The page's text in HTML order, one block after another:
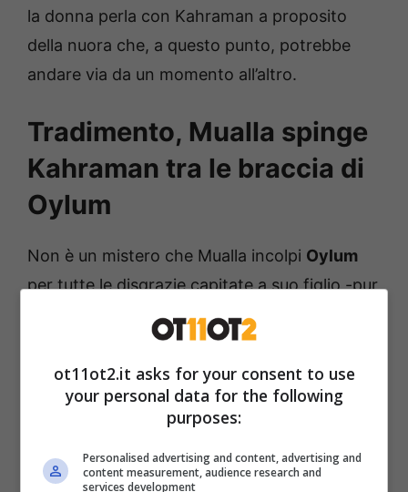
la donna perla con Kahraman a proposito
della nuora che, a questo punto, potrebbe
andare via da un momento all’altro.
Tradimento, Mualla spinge
Kahraman tra le braccia di
Oylum
Non è un mistero che Mualla incolpi Oylum
per tutte le disgrazie capitate a suo figlio -pur
non sapendo la verità rispetto a quanto
accaduto a Behram- e forse anche per
questo cerca di tenere la giovane legata a sé,
soprattutto per Can che per tutti è il nipote
ot11ot2.it asks for your consent to use
your personal data for the following
purposes:
Personalised advertising and content, advertising and
content measurement, audience research and
services development